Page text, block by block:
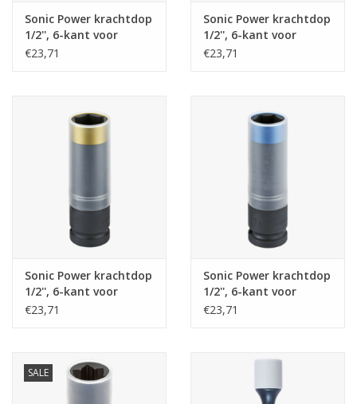
Sonic Power krachtdop
1/2'', 6-kant voor
aluminium velgen
€23,71
Sonic Power krachtdop
1/2'', 6-kant voor
aluminium velgen
€23,71
Sonic Power krachtdop
1/2'', 6-kant voor
aluminium velgen
€23,71
Sonic Power krachtdop
1/2'', 6-kant voor
aluminium velgen
€23,71
SALE